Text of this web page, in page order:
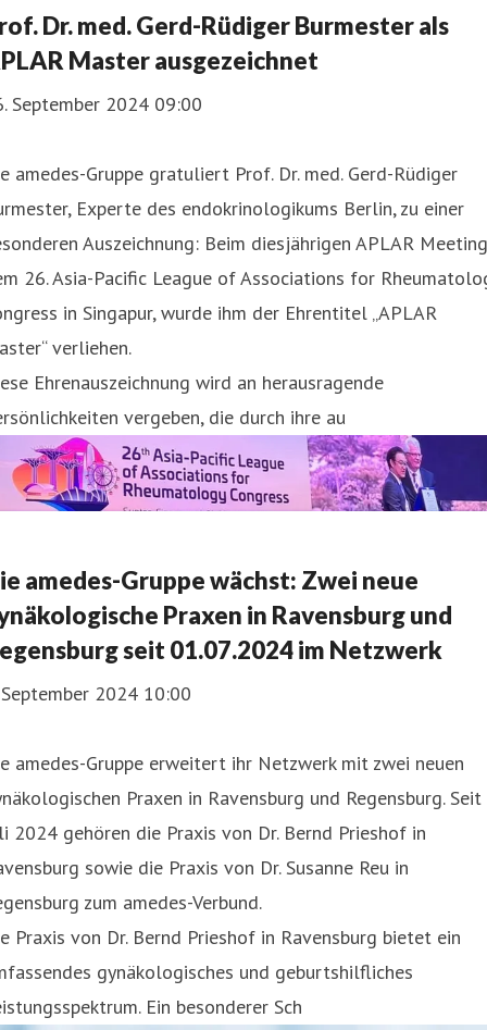
Dr. med. Gerd-Rüdiger Burmester als
Master ausgezeichnet
September 2024 09:00
amedes-Gruppe gratuliert Prof. Dr. med. Gerd-Rüdiger
Experte des endokrinologikums Berlin, zu einer
Auszeichnung: Beim diesjährigen APLAR
26. Asia-Pacific League of Associations for
in Singapur, wurde ihm der Ehrentitel „APLAR
verliehen.
Ehrenauszeichnung wird an herausragende
vergeben, die durch ihre au
amedes-Gruppe wächst: Zwei neue
Praxen in Ravensburg und
seit 01.07.2024 im Netzwerk
2024 10:00
amedes-Gruppe erweitert ihr Netzwerk mit zwei neuen
Praxen in Ravensburg und Regensburg. Seit
2024 gehören die Praxis von Dr. Bernd Prieshof in
sowie die Praxis von Dr. Susanne Reu in
zum amedes-Verbund.
Praxis von Dr. Bernd Prieshof in Ravensburg bietet ein
gynäkologisches und geburtshilfliches
Ein besonderer Sch